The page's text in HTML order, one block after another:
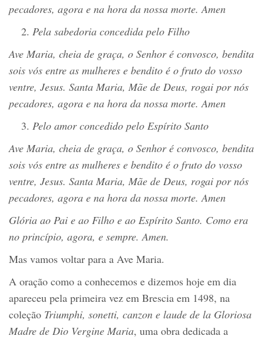
pecadores, agora e na hora da nossa morte. Amen
Pela sabedoria concedida pelo Filho
Ave Maria, cheia de graça, o Senhor é convosco, bendita
sois vós entre as mulheres e bendito é o fruto do vosso
ventre, Jesus. Santa Maria, Mãe de Deus, rogai por nós
pecadores, agora e na hora da nossa morte. Amen
Pelo amor concedido pelo Espírito Santo
Ave Maria, cheia de graça, o Senhor é convosco, bendita
sois vós entre as mulheres e bendito é o fruto do vosso
ventre, Jesus. Santa Maria, Mãe de Deus, rogai por nós
pecadores, agora e na hora da nossa morte. Amen
Glória ao Pai e ao Filho e ao Espírito Santo. Como era
no princípio, agora, e sempre.Amen.
Mas vamos voltar para a Ave Maria.
A oração como a conhecemos e dizemos hoje em dia
apareceu pela primeira vez em Brescia em 1498, na
coleção Triumphi, sonetti, canzon e laude de la Gloriosa
Madre de Dio Vergine Maria, uma obra dedicada a